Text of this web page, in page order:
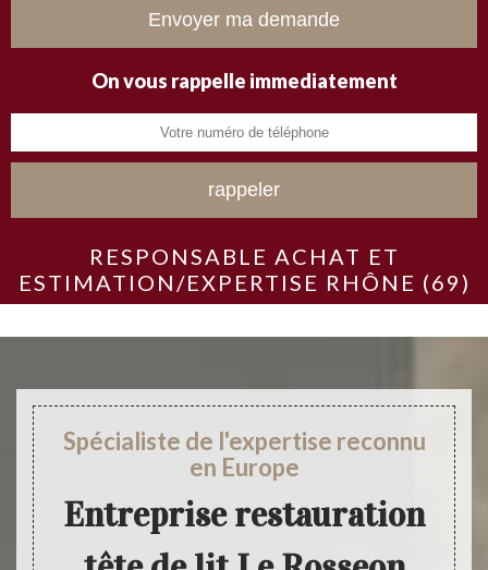
On vous rappelle immediatement
RESPONSABLE ACHAT ET
ESTIMATION/EXPERTISE RHÔNE (69)
Spécialiste de l'expertise reconnu
en Europe
Entreprise restauration